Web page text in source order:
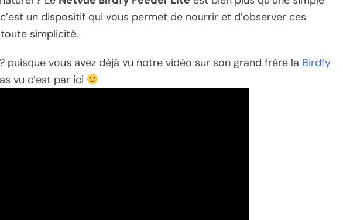
un dispositif qui vous permet de nourrir et d’observer ces
simplicité.
puisque vous avez déjà vu notre vidéo sur son grand frère la Birdfy
vu c’est par ici